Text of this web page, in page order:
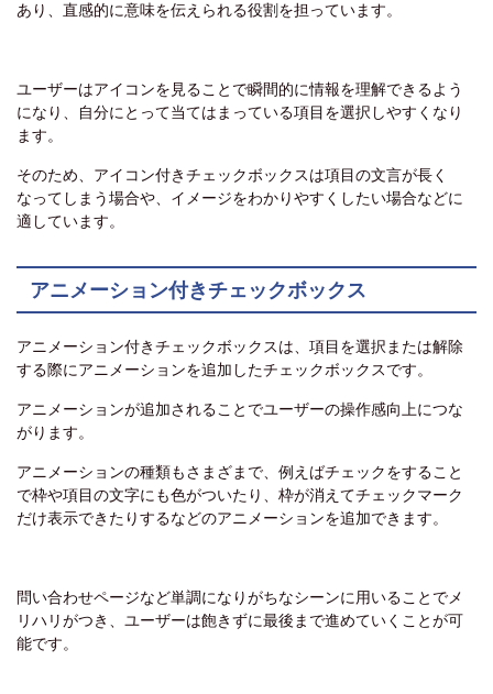
あり、直感的に意味を伝えられる役割を担っています。
ユーザーはアイコンを見ることで瞬間的に情報を理解できるよう
になり、自分にとって当てはまっている項目を選択しやすくなり
ます。
そのため、アイコン付きチェックボックスは項目の文言が長く
なってしまう場合や、イメージをわかりやすくしたい場合などに
適しています。
アニメーション付きチェックボックス
アニメーション付きチェックボックスは、項目を選択または解除
する際にアニメーションを追加したチェックボックスです。
アニメーションが追加されることでユーザーの操作感向上につな
がります。
アニメーションの種類もさまざまで、例えばチェックをすること
で枠や項目の文字にも色がついたり、枠が消えてチェックマーク
だけ表示できたりするなどのアニメーションを追加できます。
問い合わせページなど単調になりがちなシーンに用いることでメ
リハリがつき、ユーザーは飽きずに最後まで進めていくことが可
能です。